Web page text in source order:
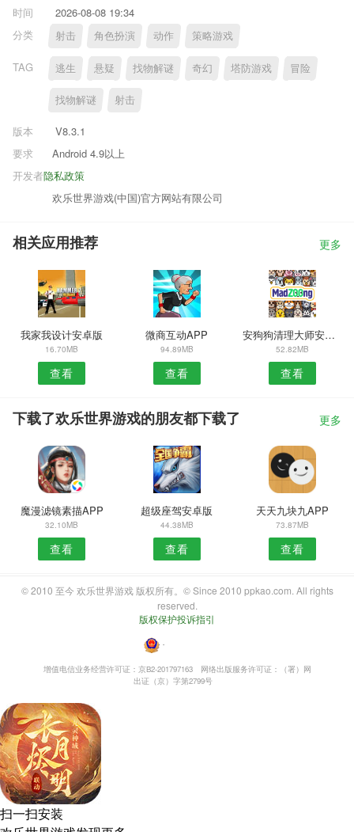
时间
2026-08-08 19:34
分类
射击 角色扮演 动作 策略游戏
TAG 逃生 悬疑 找物解谜 奇幻 塔防游戏 冒险
找物解谜 射击
版本
V8.3.1
要求
Android 4.9以上
隐私政策
开发者
欢乐世界游戏(中国)官方网站有限公司
相关应用推荐 更多
我家我设计安卓版
16.70MB
查看
微商互动APP
94.89MB
查看
安狗狗清理大师安卓版
52.82MB
查看
下载了欢乐世界游戏的朋友都下载了 更多
魔漫滤镜素描APP
32.10MB
查看
超级座驾安卓版
44.38MB
查看
天天九块九APP
73.87MB
查看
© 2010 至今 欢乐世界游戏 版权所有。© Since 2010 ppkao.com. All rights
reserved.
版权保护投诉指引
・
增值电信业务经营许可证：京B2-201797163
网络出版服务许可证：（署）网
出证（京）字第2799号
扫一扫安装